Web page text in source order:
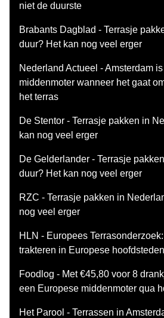
niet de duurste
Brabants Dagblad - Terrasje
duur? Het kan nog veel erger
Nederland Actueel - Amsterdam
middenmoter wanneer het gaat
het terras
De Stentor - Terrasje pakken in
kan nog veel erger
De Gelderlander - Terrasje
duur? Het kan nog veel erger
RZC - Terrasje pakken in
nog veel erger
HLN - Europees
trakteren in Europese hoofdsteden
Foodlog - Met €45,80 voor 8
een Europese middenmoter qua
Het Parool - Terrassen in